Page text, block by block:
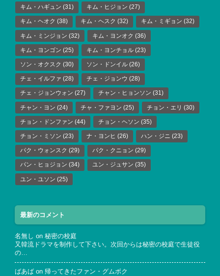
キム・ハギュン (31) キム・ヒジョン (27)
キム・ヘオク (38) キム・ヘスク (32) キム・ミギョン (32)
キム・ミンジョン (32) キム・ヨンオク (36)
キム・ヨンゴン (25) キム・ヨンチョル (23)
ソン・オクスク (30) ソン・ドンイル (26)
チェ・イルファ (28) チェ・ジョンウ (28)
チェ・ジョンウォン (27) チャン・ヒョンソン (31)
チャン・ヨン (24) チャ・ファヨン (25) チョン・エリ (30)
チョン・ドンファン (44) チョン・ヘソン (35)
チョン・ミソン (23) ナ・ヨンヒ (26) ハン・ジニ (23)
パク・ウォンスク (29) パク・クニョン (29)
パン・ヒョジョン (34) ユン・ジュサン (35)
ユン・ユソン (25)
最新のコメント
名無し on 秘密の校庭
又韓流ドラマを制作して下さい。次回からは秘密の校庭で生徒役
の…
ばあば on 帰ってきたファン・グムボク